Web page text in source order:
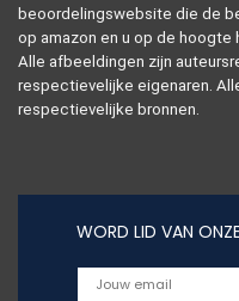
beoordelingswebsite die de
op amazon en u op de
Alle afbeeldingen zijn
respectievelijke eigenaren.
respectievelijke bronnen.
WORD LID VAN